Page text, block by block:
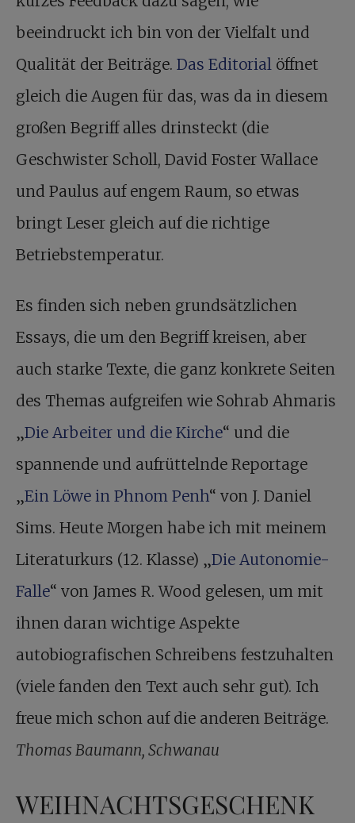
beeindruckt ich bin von der Vielfalt und
Qualität der Beiträge. Das Editorial öffnet
gleich die Augen für das, was da in diesem
großen Begriff alles drinsteckt (die
Geschwister Scholl, David Foster Wallace
und Paulus auf engem Raum, so etwas
bringt Leser gleich auf die richtige
Betriebstemperatur.
Es finden sich neben grundsätzlichen
Essays, die um den Begriff kreisen, aber
auch starke Texte, die ganz konkrete Seiten
des Themas aufgreifen wie Sohrab Ahmaris
„Die Arbeiter und die Kirche“ und die
spannende und aufrüttelnde Reportage
„Ein Löwe in Phnom Penh“ von J. Daniel
Sims. Heute Morgen habe ich mit meinem
Literaturkurs (12. Klasse) „Die Autonomie-
Falle“ von James R. Wood gelesen, um mit
ihnen daran wichtige Aspekte
autobiografischen Schreibens festzuhalten
(viele fanden den Text auch sehr gut). Ich
freue mich schon auf die anderen Beiträge.
Thomas Baumann, Schwanau
WEIHNACHTSGESCHENK